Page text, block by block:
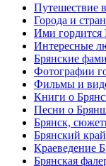
Путешествие
Города и
Ими гордится
Интересные
Брянские
Фотографии
Фильмы и
Книги о
Песни о
Брянск,
Брянский
Краеведение
Брянская